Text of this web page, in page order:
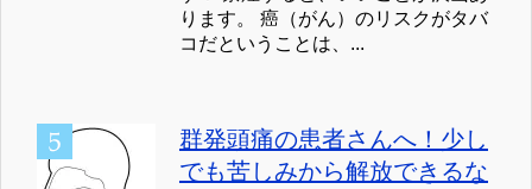
ります。 癌（がん）のリスクがタバ
コだということは、...
群発頭痛の患者さんへ！少し
でも苦しみから解放できるな